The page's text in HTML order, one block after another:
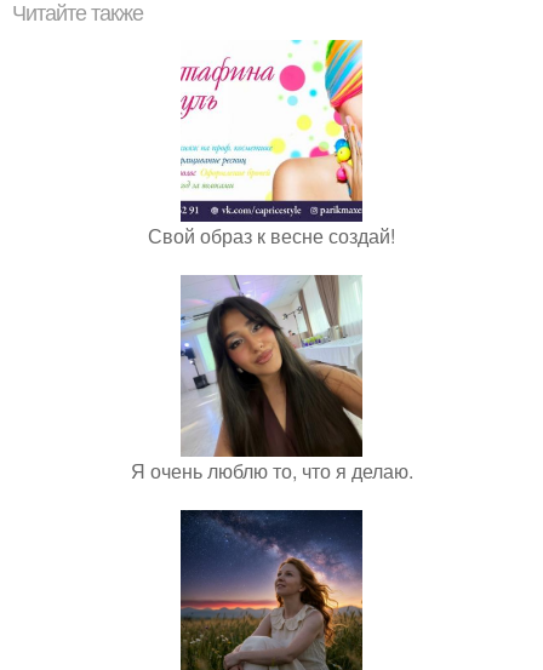
Читайте также
Свой образ к весне создай!
Я очень люблю то, что я делаю.